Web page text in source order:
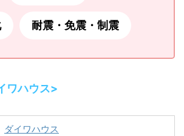
耐震・免震・制震
ハウス>
ダイワハウス